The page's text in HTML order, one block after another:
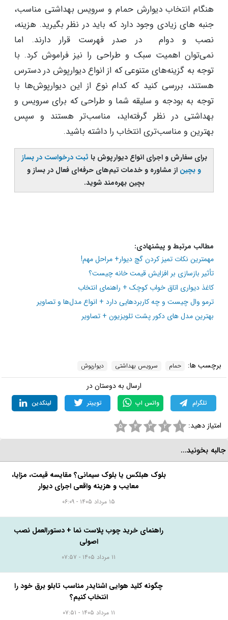
هنگام انتخاب دیوارش حمام و سرویس بهداشتی مناسب،
جنبه های زیادی وجود دارد که باید در نظر بگیرید. هزینه،
نصب و دوام در صدر فهرست قرار دارند. اما
نمی‌توان اهمیت سبک و طراحی را نیز فراموش کرد. با
توجه به گزینه‌های متنوعی که از انواع دیوارپوش در دسترس
هستند، بررسی کنید که کدام نوع از این دیوارپوش‌ها با
توجه به بودجه و سلیقه شما و طراحی که برای سرویس و
بهداشتی در نظر گرفته‌اید، مناسب‌تر هستند و سپس
بهترین و مناسب‌تری انتخاب را داشته باشید.
برای سفارش و اجرای انواع دیوارپوش باثبت درخواست در بساز
و بچیناز مشاوره و خدمات تیم‌های حرفه‌ای فعال در بساز و
بچین بهره‌مند شوید.
مطالب مرتبط و پیشنهادی:
مهمترین نکات تمیز کردن گچ دیوار+ مراحل مهم!
تأثیر بازسازی بر افزایش قیمت خانه چیست؟
کاغذ دیواری اتاق خواب کوچک +‌ راهنمای انتخاب
ترمو وال چیست و چه کاربردهایی دارد +‌ انواع مدل‌ها و تصاویر
بهترین مدل های دکور پشت تلویزیون + تصاویر
برچسب ها: حمام سرویس بهداشتی دیوارپوش
ارسال به دوستان در
تلگرام واتس اپ توییتر لینکدین
امتیاز دهید: ۱ ۲ ۳ ۴ ۵
بخونید...
بلوک هبلکس یا بلوک سیمانی؟ مقایسه قیمت، مزایا،
معایب و هزینه واقعی اجرای دیوار
۱۵ مرداد ۱۴۰۵ - ۰۶:۰۹
راهنمای خرید چوب پلاست نما + دستورالعمل نصب
اصولی
چگونه کلید هوایی اشنایدر مناسب تابلو برق خود را
انتخاب کنیم؟